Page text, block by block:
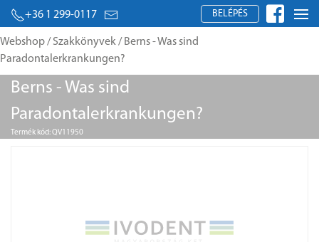
+36 1 299-0117 BELÉPÉS
Webshop/ Szakkönyvek/ Berns - Was sind
Paradontalerkrankungen?
Berns - Was sind
Paradontalerkrankungen?
Termék kód: QV11950